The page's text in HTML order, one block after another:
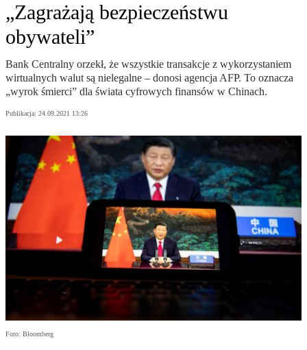
„Zagrażają bezpieczeństwu
obywateli”
Bank Centralny orzekł, że wszystkie transakcje z wykorzystaniem
wirtualnych walut są nielegalne – donosi agencja AFP. To oznacza
„wyrok śmierci” dla świata cyfrowych finansów w Chinach.
Publikacja: 24.09.2021 13:26
Foto: Bloomberg